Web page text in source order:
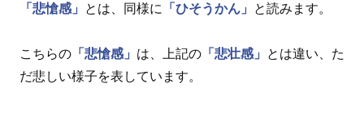
「悲愴感」 とは、同様に 「ひそうかん」 と読みます。
こちらの 「悲愴感」 は、上記の 「悲壮感」
とは違い、た
だ悲しい様子を表しています。